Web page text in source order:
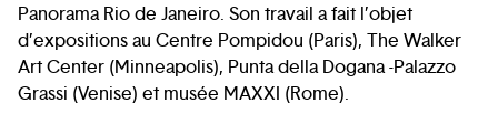
Panorama Rio de Janeiro. Son travail a fait l’objet
d’expositions au Centre Pompidou (Paris), The Walker
Art Center (Minneapolis), Punta della Dogana -Palazzo
Grassi (Venise) et musée MAXXI (Rome).